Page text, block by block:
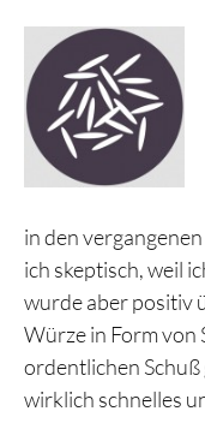
in den
ich skeptisch, weil
wurde aber positiv
Würze in Form von
ordentlichen Schuß
wirklich schnelles